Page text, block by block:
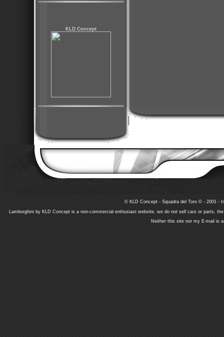
KLD Concept
© KLD Concept - Squadra del Toro © - 2001 -
Lamborghini by KLD Concept is a non-commercial enthusiast website, we do not sell cars or parts,
Neither this site nor my E-mail is